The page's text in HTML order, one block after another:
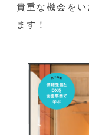
貴重な機会を
ます！